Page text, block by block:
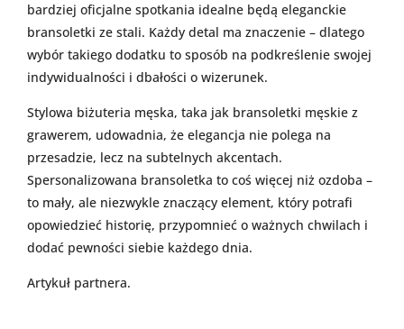
bardziej oficjalne spotkania idealne będą eleganckie
bransoletki ze stali. Każdy detal ma znaczenie – dlatego
wybór takiego dodatku to sposób na podkreślenie swojej
indywidualności i dbałości o wizerunek.
Stylowa biżuteria męska, taka jak bransoletki męskie z
grawerem, udowadnia, że elegancja nie polega na
przesadzie, lecz na subtelnych akcentach.
Spersonalizowana bransoletka to coś więcej niż ozdoba –
to mały, ale niezwykle znaczący element, który potrafi
opowiedzieć historię, przypomnieć o ważnych chwilach i
dodać pewności siebie każdego dnia.
Artykuł partnera.